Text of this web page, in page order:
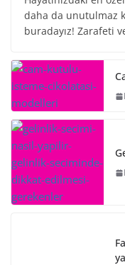
daha da unutulmaz
buradayız! Zarafeti